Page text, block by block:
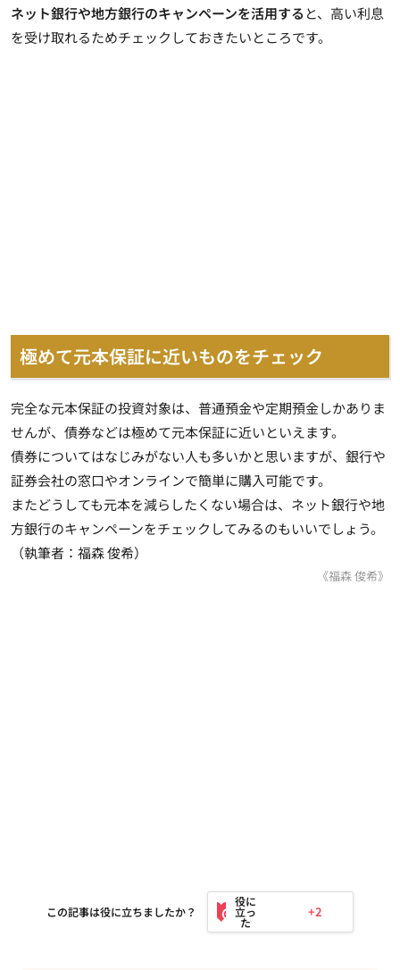
ネット銀行や地方銀行のキャンペーンを活用する と、高い利息
を受け取れるためチェックしておきたいところです。
極めて元本保証に近いものをチェック
完全な元本保証の投資対象は、普通預金や定期預金しかありま
せんが、債券などは極めて元本保証に近いといえます。
債券についてはなじみがない人も多いかと思いますが、銀行や
証券会社の窓口やオンラインで簡単に購入可能です。
またどうしても元本を減らしたくない場合は、ネット銀行や地
方銀行のキャンペーンをチェックしてみるのもいいでしょう。
（執筆者：福森 俊希）
《福森 俊希》
この記事は役に立ちましたか？ +2